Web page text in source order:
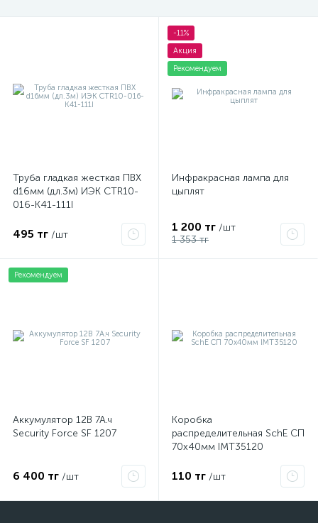
Труба гладкая жесткая ПВХ
d16мм (дл.3м) ИЭК CTR10-
016-K41-111I
495 тг /шт
-11%
Акция
Рекомендуем
Инфракрасная лампа для
цыплят
1 200 тг /шт
1 353 тг
Рекомендуем
Аккумулятор 12В 7А.ч
Security Force SF 1207
6 400 тг /шт
Коробка
распределительная SchE СП
70х40мм IMT35120
110 тг /шт